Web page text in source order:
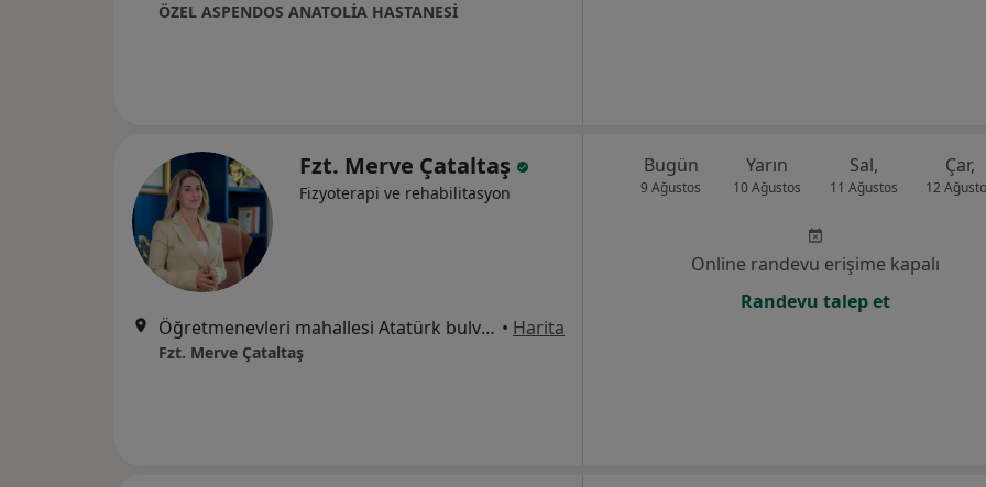
ÖZEL ASPENDOS ANATOLİA HASTANESİ
Fzt. Merve Çataltaş
Fizyoterapi ve rehabilitasyon
Öğretmenevleri mahallesi Atatürk bulvarı no:82 niyazi abay apt. kat :3 daire 5, Konyaaltı • Harita
Fzt. Merve Çataltaş
Bugün
9 Ağustos
Yarın
10 Ağustos
Sal,
11 Ağustos
Çar,
12
Online randevu erişime kapalı
Randevu talep et